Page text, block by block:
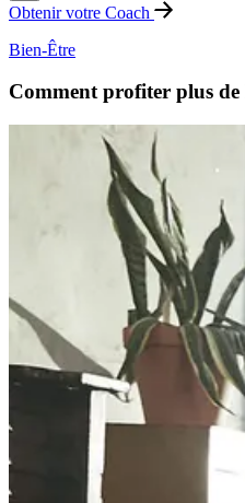
Obtenir votre Coach
Bien-Être
Comment profiter plus